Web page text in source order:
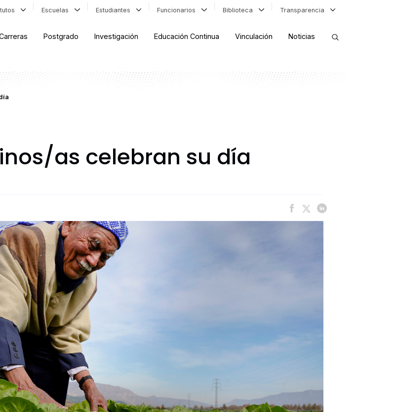
Escuelas Estudiantes Funcionarios Biblioteca Transparencia
Postgrado Investigación Educación Continua Vinculación Noticias
as celebran su día